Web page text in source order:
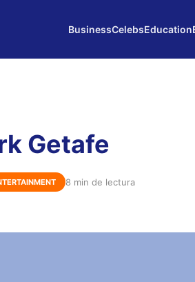
BusinessCelebsEducation
Getafe
8 min de lectura